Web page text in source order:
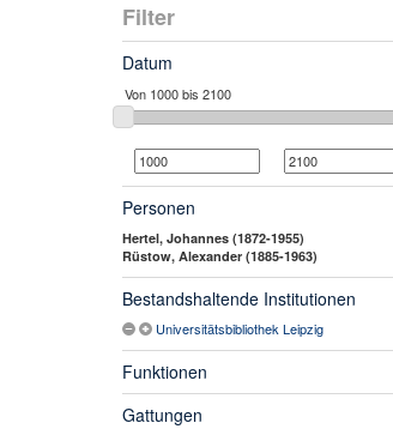
Filter
Datum
Personen
Hertel, Johannes (1872-1955)
Rüstow, Alexander (1885-1963)
Bestandshaltende Institutionen
Universitätsbibliothek Leipzig
Funktionen
Gattungen